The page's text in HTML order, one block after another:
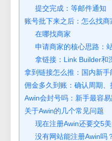
提交完成：等邮件通知
账号批下来之后：怎么找
在哪找商家
申请商家的核心思路：
拿链接：Link Builder和
拿到链接怎么推：国内新手
佣金多久到账：确认周期
Awin会封号吗：新手最容
关于Awin的几个常见问题
现在注册Awin还要交5
没有网站能注册Awin吗